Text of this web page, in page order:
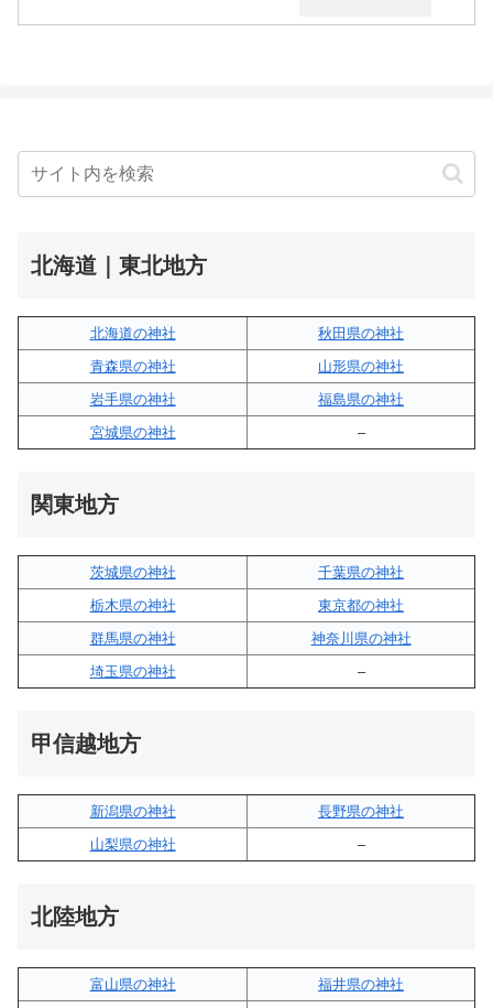
北海道｜東北地方
北海道の神社
秋田県の神社
青森県の神社
山形県の神社
岩手県の神社
福島県の神社
宮城県の神社
–
関東地方
茨城県の神社
千葉県の神社
栃木県の神社
東京都の神社
群馬県の神社
神奈川県の神社
埼玉県の神社
–
甲信越地方
新潟県の神社
長野県の神社
山梨県の神社
–
北陸地方
富山県の神社
福井県の神社